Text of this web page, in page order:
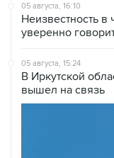
05 августа, 16:10
Неизвестность
уверенно
05 августа, 15:24
В Иркутской
вышел на связь